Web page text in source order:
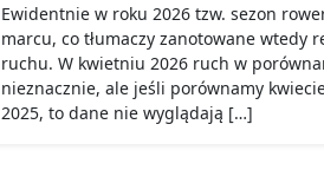
Ewidentnie w roku 2026 tzw. sezon
marcu, co tłumaczy zanotowane wtedy
ruchu. W kwietniu 2026 ruch w
nieznacznie, ale jeśli porównamy
2025, to dane nie wyglądają […]